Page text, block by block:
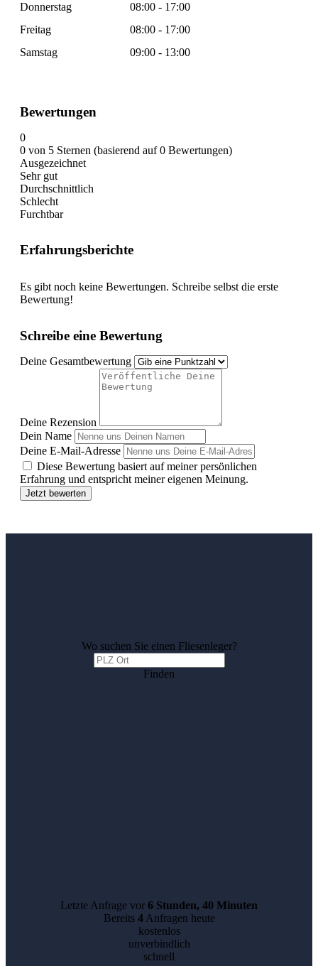
Donnerstag
08:00 - 17:00
Freitag
08:00 - 17:00
Samstag
09:00 - 13:00
Bewertungen
0
0 von 5 Sternen (basierend auf 0 Bewertungen)
Ausgezeichnet
Sehr gut
Durchschnittlich
Schlecht
Furchtbar
Erfahrungsberichte
Es gibt noch keine Bewertungen. Schreibe selbst die erste
Bewertung!
Schreibe eine Bewertung
Deine Gesamtbewertung
Deine Rezension
Dein Name
Deine E-Mail-Adresse
Diese Bewertung basiert auf meiner persönlichen
Erfahrung und entspricht meiner eigenen Meinung.
Jetzt bewerten
Wo suchen Sie einen Fliesenleger?
Finden
Letzte Anfrage vor 6 Stunden, 40 Minuten
Bereits 4Anfragen heute
kostenlos
unverbindlich
schnell